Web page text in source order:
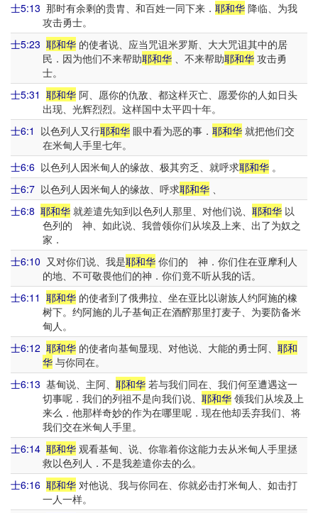
士5:13 那时有余剩的贵胄、和百姓一同下来． 耶和华 降临、为我
攻击勇士。
士5:23 耶和华 的使者说、应当咒诅米罗斯、大大咒诅其中的居
民．因为他们不来帮助耶和华、不来帮助耶和华攻击勇
士。
士5:31 耶和华 阿、愿你的仇敌、都这样灭亡、愿爱你的人如日头
出现、光辉烈烈。这样国中太平四十年。
士6:1 以色列人又行耶和华 眼中看为恶的事． 耶和华 就把他们交
在米甸人手里七年。
士6:6 以色列人因米甸人的缘故、极其穷乏、就呼求耶和华 。
士6:7 以色列人因米甸人的缘故、呼求耶和华 、
士6:8 耶和华 就差遣先知到以色列人那里、对他们说、 耶和华 以
色列的 神、如此说、我曾领你们从埃及上来、出了为奴之
家．
士6:10 又对你们说、我是耶和华 你们的 神．你们住在亚摩利人
的地、不可敬畏他们的神．你们竟不听从我的话。
士6:11 耶和华 的使者到了俄弗拉、坐在亚比以谢族人约阿施的橡
树下。约阿施的儿子基甸正在酒醡那里打麦子、为要防备米
甸人。
士6:12 耶和华 的使者向基甸显现、对他说、大能的勇士阿、 耶和
华与你同在。
士6:13 基甸说、主阿、 耶和华 若与我们同在、我们何至遭遇这一
切事呢．我们的列祖不是向我们说、 耶和华领我们从埃及上
来么．他那样奇妙的作为在哪里呢．现在他却丢弃我们、将
我们交在米甸人手里。
士6:14 耶和华 观看基甸、说、你靠着你这能力去从米甸人手里拯
救以色列人．不是我差遣你去的么。
士6:16 耶和华 对他说、我与你同在、你就必击打米甸人、如击打
一人一样。